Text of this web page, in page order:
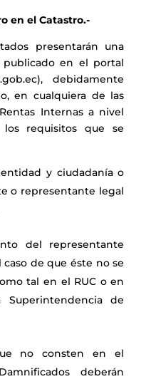
en el Catastro.-
presentarán una
en el portal
), debidamente
en cualquiera de las
Internas a nivel
los requisitos que se
y ciudadanía o
o representante legal
del representante
de que éste no se
tal en el RUC o en
de
no consten en el
deberán